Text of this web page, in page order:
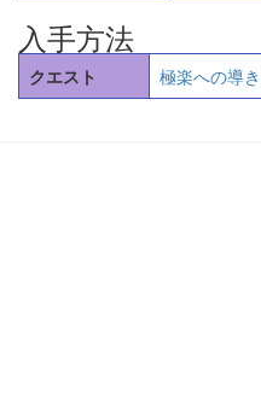
入手方法
クエスト 極楽への導き